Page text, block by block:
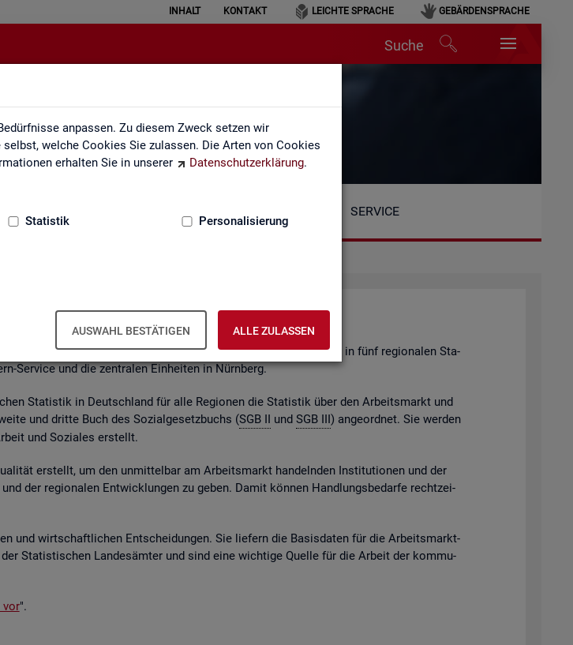
anpassen. Zu diesem Zweck setzen wir
welche Cookies Sie zulassen. Die Arten von Cookies
erhalten Sie in unserer
Datenschutzerklärung.
Statistik Personalisierung
AUSWAHL BESTÄTIGEN ALLE ZULASSEN
INHALT KONTAKT LEICHTE SPRACHE GEBÄRDENSPRACHE
Suche
uns
SERVICE
Über uns
Teil der Bun­des­agen­tur für Ar­beit. Der Be­reich ist or­ga­ni­siert in fünf re­gio­na­len Sta­
Ser­vice und die zen­tra­len Ein­hei­ten in Nürn­berg.
Sta­tis­tik in Deutsch­land für alle Re­gio­nen die Sta­tis­tik über den Ar­beits­markt und
und drit­te Buch des So­zi­al­ge­setz­buchs (SGB II und SGB III) an­ge­ord­net. Sie wer­den
und So­zia­les er­stellt.
er­stellt, um den un­mit­tel­bar am Ar­beits­markt han­deln­den In­sti­tu­tio­nen und der
der re­gio­na­len Ent­wick­lun­gen zu geben. Damit kön­nen Hand­lungs­be­dar­fe recht­zei­
und wirt­schaft­li­chen Ent­schei­dun­gen. Sie lie­fern die Ba­sis­da­ten für die Ar­beits­markt­
Sta­tis­ti­schen Lan­des­äm­ter und sind eine wich­ti­ge Quel­le für die Ar­beit der kom­mu­
vor".